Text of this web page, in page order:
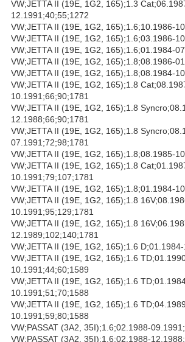
VW;JETTA II (19E, 1G2, 165);1.3
12.1991;40;55;1272
VW;JETTA II (19E, 1G2, 165);1.6;10.1986-
VW;JETTA II (19E, 1G2, 165);1.6;03.1986-
VW;JETTA II (19E, 1G2, 165);1.6;01.1984-
VW;JETTA II (19E, 1G2, 165);1.8;08.1986-
VW;JETTA II (19E, 1G2, 165);1.8;08.1984-
VW;JETTA II (19E, 1G2, 165);1.8
10.1991;66;90;1781
VW;JETTA II (19E, 1G2, 165);1.8
12.1988;66;90;1781
VW;JETTA II (19E, 1G2, 165);1.8
07.1991;72;98;1781
VW;JETTA II (19E, 1G2, 165);1.8;08.1985-
VW;JETTA II (19E, 1G2, 165);1.8
10.1991;79;107;1781
VW;JETTA II (19E, 1G2, 165);1.8;01.1984-
VW;JETTA II (19E, 1G2, 165);1.8
10.1991;95;129;1781
VW;JETTA II (19E, 1G2, 165);1.8
12.1989;102;140;1781
VW;JETTA II (19E, 1G2, 165);1.6
VW;JETTA II (19E, 1G2, 165);1.6
10.1991;44;60;1589
VW;JETTA II (19E, 1G2, 165);1.6
10.1991;51;70;1588
VW;JETTA II (19E, 1G2, 165);1.6
10.1991;59;80;1588
VW;PASSAT (3A2, 35I);1.6;02.1988-
VW;PASSAT (3A2, 35I);1.6;02.1988-